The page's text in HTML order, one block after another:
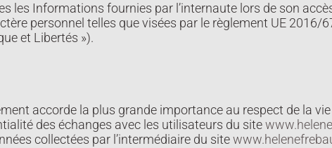
les Informations fournies par l’internaute lors de son
personnel telles que visées par le règlement UE 2016/
et Libertés »).
accorde la plus grande importance au respect de la
des échanges avec les utilisateurs du site
collectées par l’intermédiaire du site